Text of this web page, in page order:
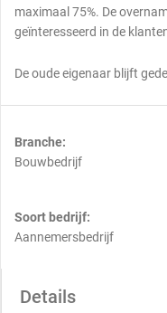
maximaal 75%. De
geïnteresseerd in de
De oude eigenaar blijft
Branche:
Bouwbedrijf
Soort bedrijf:
Aannemersbedrijf
Details